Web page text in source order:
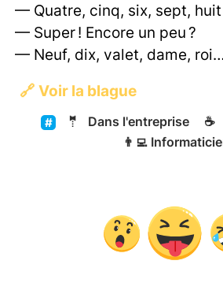
— Quatre, cinq, six, sept, huit
— Super ! Encore un peu ?
— Neuf, dix, valet, dame, roi…
🔗 Voir la blague
🤵 Dans l'entreprise ☕
👨‍💻